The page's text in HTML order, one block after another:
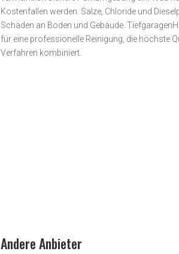
Kostenfallen werden. Salze, Chloride und
Schäden an Boden und Gebäude.
für eine professionelle Reinigung, die höchste
Verfahren kombiniert.
Andere Anbieter